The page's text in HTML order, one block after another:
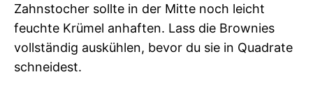
Zahnstocher sollte in der Mitte noch leicht
feuchte Krümel anhaften. Lass die Brownies
vollständig auskühlen, bevor du sie in Quadrate
schneidest.